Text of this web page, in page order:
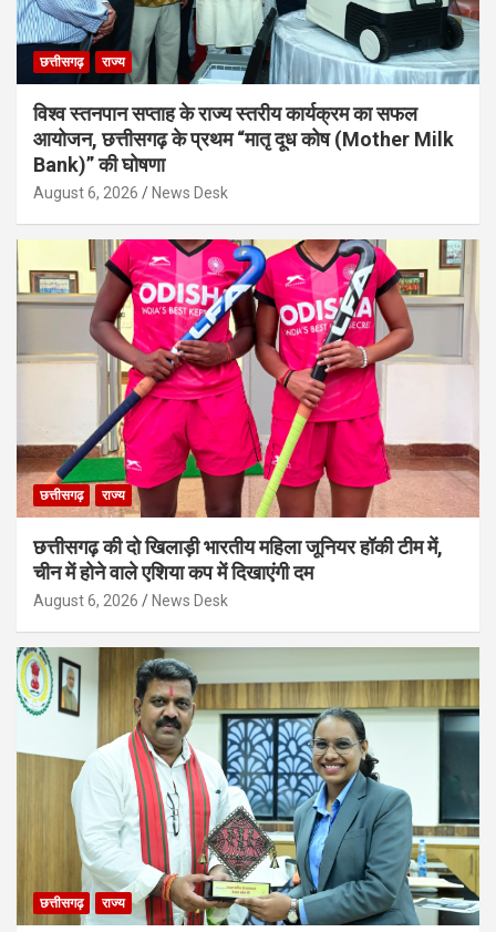
छत्तीसगढ़ राज्य
विश्व स्तनपान सप्ताह के राज्य स्तरीय कार्यक्रम का सफल
आयोजन, छत्तीसगढ़ के प्रथम “मातृ दूध कोष (Mother Milk
Bank)” की घोषणा
August 6, 2026 News Desk
छत्तीसगढ़ राज्य
छत्तीसगढ़ की दो खिलाड़ी भारतीय महिला जूनियर हॉकी टीम में,
चीन में होने वाले एशिया कप में दिखाएंगी दम
August 6, 2026 News Desk
छत्तीसगढ़ राज्य